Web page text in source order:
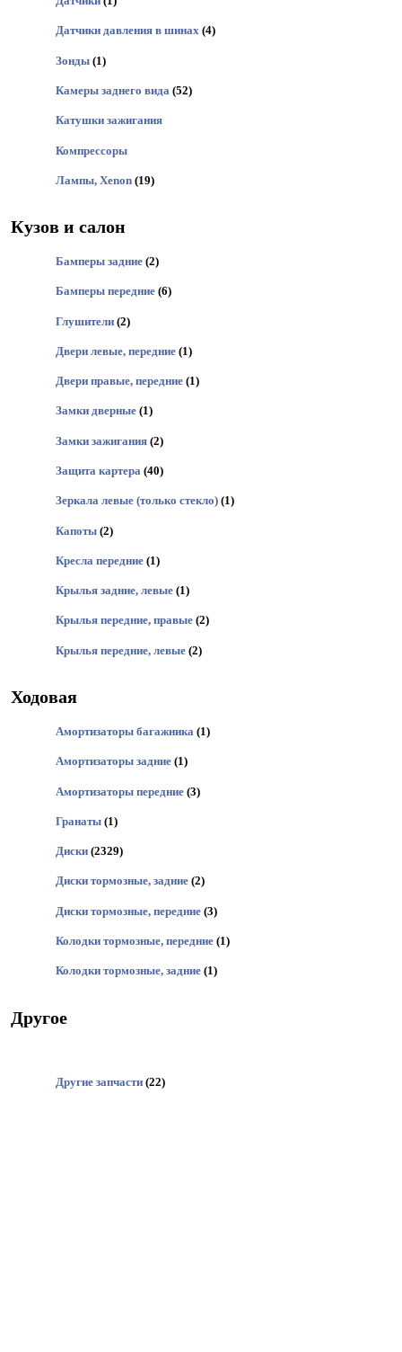
Датчики давления в шинах (4)
Зонды (1)
Камеры заднего вида (52)
Катушки зажигания
Компрессоры
Лампы, Xenon (19)
Кузов и салон
Бамперы задние (2)
Бамперы передние (6)
Глушители (2)
Двери левые, передние (1)
Двери правые, передние (1)
Замки дверные (1)
Замки зажигания (2)
Защита картера (40)
Зеркала левые (только стекло) (1)
Капоты (2)
Кресла передние (1)
Крылья задние, левые (1)
Крылья передние, правые (2)
Крылья передние, левые (2)
Ходовая
Амортизаторы багажника (1)
Амортизаторы задние (1)
Амортизаторы передние (3)
Гранаты (1)
Диски (2329)
Диски тормозные, задние (2)
Диски тормозные, передние (3)
Колодки тормозные, передние (1)
Колодки тормозные, задние (1)
Другое
Другие запчасти (22)